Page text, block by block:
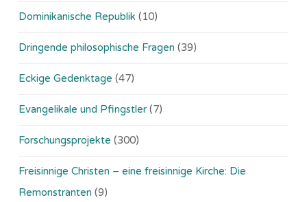
Dominikanische Republik (10)
Dringende philosophische Fragen (39)
Eckige Gedenktage (47)
Evangelikale und Pfingstler (7)
Forschungsprojekte (300)
Freisinnige Christen – eine freisinnige Kirche: Die
Remonstranten (9)